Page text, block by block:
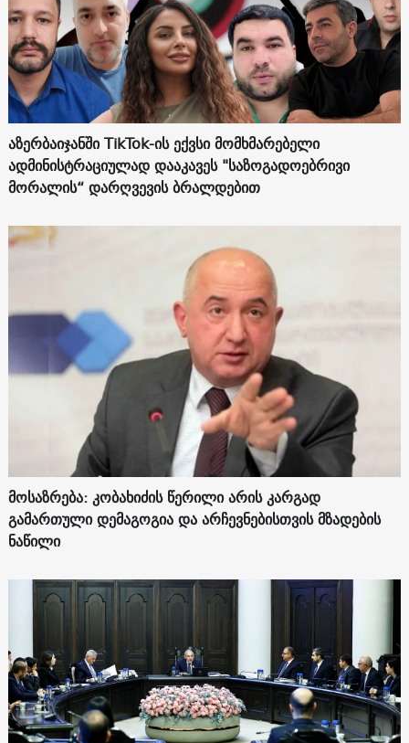
აზერბაიჯანში TikTok-ის ექვსი მომხმარებელი
ადმინისტრაციულად დააკავეს "საზოგადოებრივი
მორალის“ დარღვევის ბრალდებით
მოსაზრება: კობახიძის წერილი არის კარგად
გამართული დემაგოგია და არჩევნებისთვის მზადების
ნაწილი